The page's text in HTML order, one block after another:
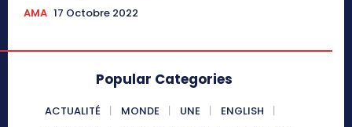
AMA 17 Octobre 2022
Popular Categories
ACTUALITÉ MONDE UNE
ENGLISH